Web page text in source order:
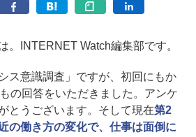
INTERNET Watch編集部です。
ス意識調査」ですが、初回にもか
の回答をいただきました。アンケ
とうございます。そして現在第2
の働き方の変化で、仕事は面倒に